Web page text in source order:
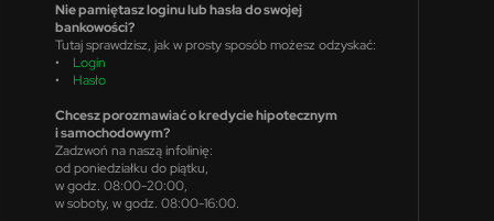
Nie pamiętasz loginu lub hasła do swojej
bankowości?
Tutaj sprawdzisz, jak w prosty sposób możesz odzyskać:
• Login
• Hasło
Chcesz porozmawiać o kredycie hipotecznym
i samochodowym?
Zadzwoń na naszą infolinię:
od poniedziałku do piątku,
w godz. 08:00-20:00,
w soboty, w godz. 08:00-16:00.